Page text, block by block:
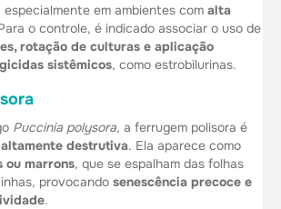
em ambientes com alta
o controle, é indicado associar o uso de
rotação de culturas e aplicação
sistêmicos, como estrobilurinas.
Puccinia polysora, a ferrugem polisora é
altamente destrutiva. Ela aparece como
ou marrons, que se espalham das folhas
provocando senescência precoce e
.